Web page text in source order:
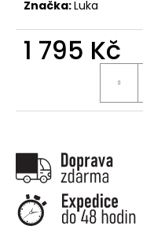
Značka:Luka
1 795 Kč